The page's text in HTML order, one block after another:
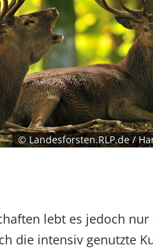
© Landesforsten.RLP.de /
lebt es jedoch
die intensiv genutzte